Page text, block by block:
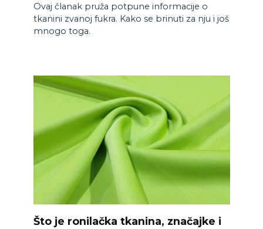
Ovaj članak pruža potpune informacije o
tkanini zvanoj fukra. Kako se brinuti za nju i još
mnogo toga.
Što je ronilačka tkanina, značajke i